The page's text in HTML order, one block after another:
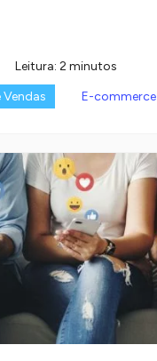
Leitura: 2 minutos
Vendas
E-commerce